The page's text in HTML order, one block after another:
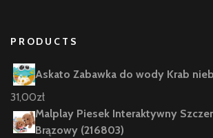
PRODUCTS
Askato Zabawka do wody Krab
31,00zł
Malplay Piesek Interaktywny
Brązowy (216803)